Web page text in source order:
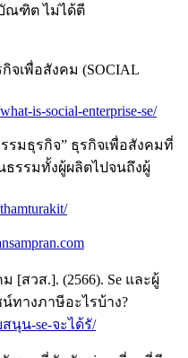
ณฑิต ไม่ได้ตี
จเพื่อสังคม (SOCIAL
is-social-enterprise-se/
รมธุรกิจ” ธุรกิจเพื่อสังคมที่
ธรรมทั้งผู้ผลิตไปจนถึงผู้
[สวส.]. (2566). Se และผู้
ทางภาษีอะไรบ้าง?
สนุน-se-จะได้รั/